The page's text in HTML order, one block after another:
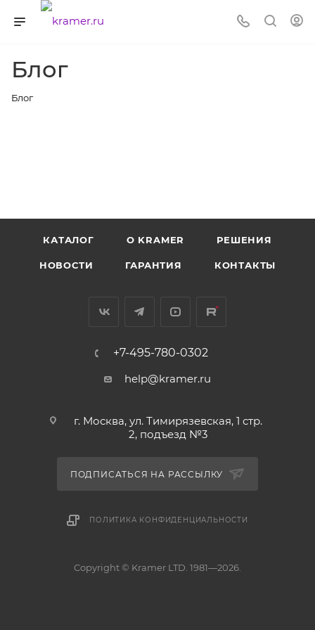
Блог
Блог
КАТАЛОГ O KRAMER РЕШЕНИЯ
НОВОСТИ ГАРАНТИЯ КОНТАКТЫ
+7-495-780-0302
help@kramer.ru
г. Москва, ул. Тимирязевская, 1 стр.
2, подъезд №3
ПОДПИСАТЬСЯ НА РАССЫЛКУ
ПОЛИТИКА КОНФИДЕНЦИАЛЬНОСТИ
Copyright © Kramer LTD. 1981—2026.